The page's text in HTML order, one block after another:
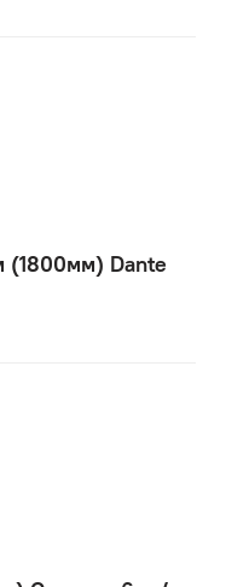
(1800мм) Dante